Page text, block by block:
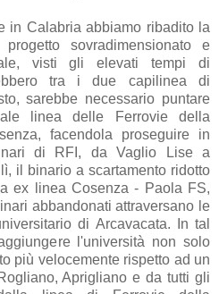
in Calabria abbiamo ribadito la
sovradimensionato e
visti gli elevati tempi di
tra i due capilinea di
sarebbe necessario puntare
linea delle Ferrovie della
facendola proseguire in
di RFI, da Vaglio Lise a
il binario a scartamento ridotto
ex linea Cosenza - Paola FS,
abbandonati attraversano le
di Arcavacata. In tal
l'università non solo
più velocemente rispetto ad un
Aprigliano e da tutti gli